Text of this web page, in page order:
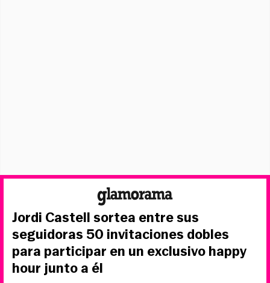
Jordi Castell sortea entre sus
seguidoras 50 invitaciones dobles
para participar en un exclusivo happy
hour junto a él